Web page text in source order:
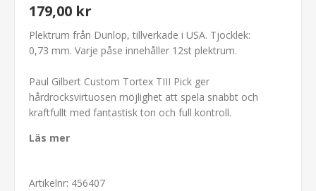
179,00 kr
Plektrum från Dunlop, tillverkade i USA. Tjocklek:
0,73 mm. Varje påse innehåller 12st plektrum.
Paul Gilbert Custom Tortex TIII Pick ger
hårdrocksvirtuosen möjlighet att spela snabbt och
kraftfullt med fantastisk ton och full kontroll.
Läs mer
Artikelnr: 456407